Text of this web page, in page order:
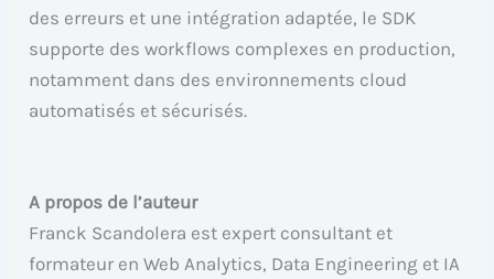
des erreurs et une intégration adaptée, le SDK
supporte des workflows complexes en production,
notamment dans des environnements cloud
automatisés et sécurisés.
A propos de l’auteur
Franck Scandolera est expert consultant et
formateur en Web Analytics, Data Engineering et IA